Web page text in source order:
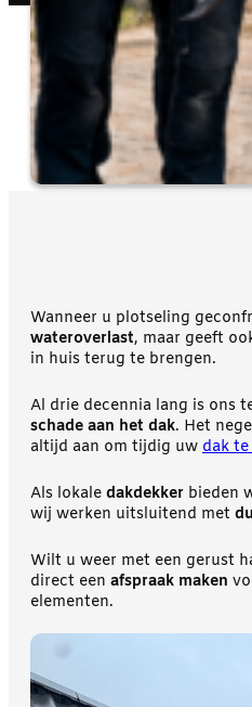
Wanneer u plotseling
wateroverlast, maar geeft
in huis terug te brengen.
Al drie decennia lang is ons
schade aan het dak. Het
altijd aan om tijdig uw dak
Als lokale dakdekker bieden
wij werken uitsluitend met
Wilt u weer met een gerust
direct een afspraak maken
elementen.